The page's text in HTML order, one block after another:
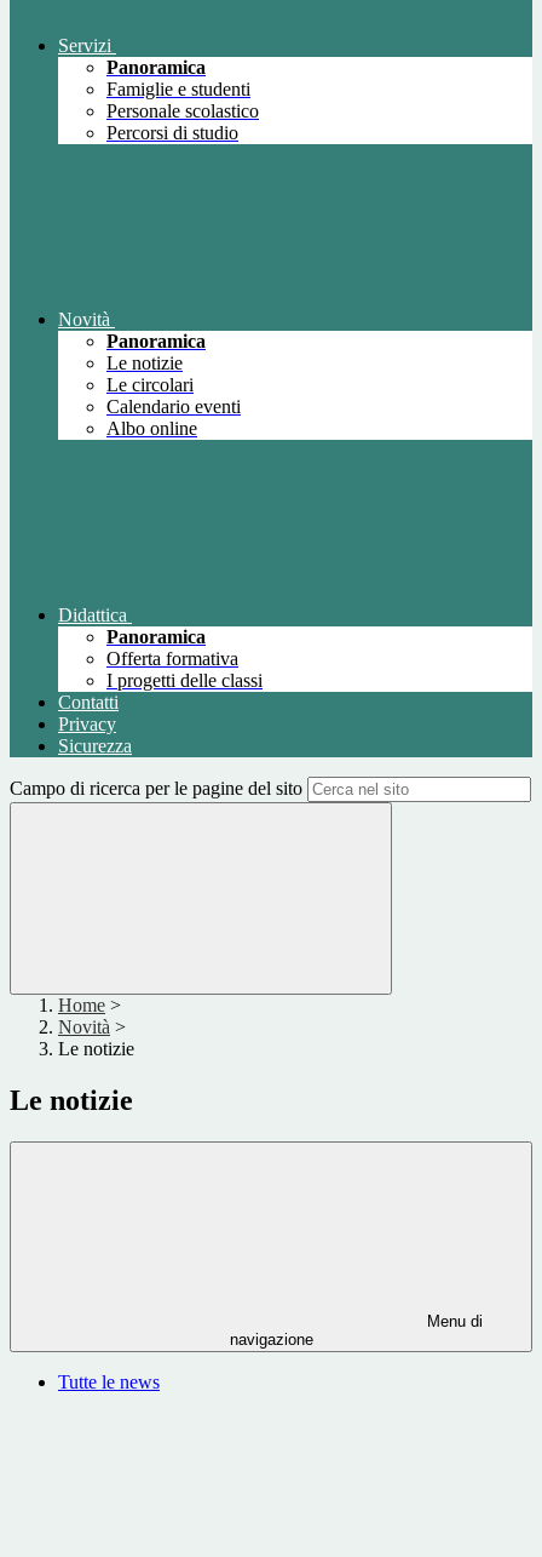
Servizi
Panoramica
Famiglie e studenti
Personale scolastico
Percorsi di studio
Novità
Panoramica
Le notizie
Le circolari
Calendario eventi
Albo online
Didattica
Panoramica
Offerta formativa
I progetti delle classi
Contatti
Privacy
Sicurezza
Campo di ricerca per le pagine del sito
Home >
Novità >
Le notizie
Le notizie
Menu di
navigazione
Tutte le news